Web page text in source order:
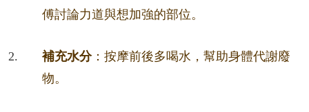
傅討論力道與想加強的部位。
補充水分：按摩前後多喝水，幫助身體代謝廢
物。